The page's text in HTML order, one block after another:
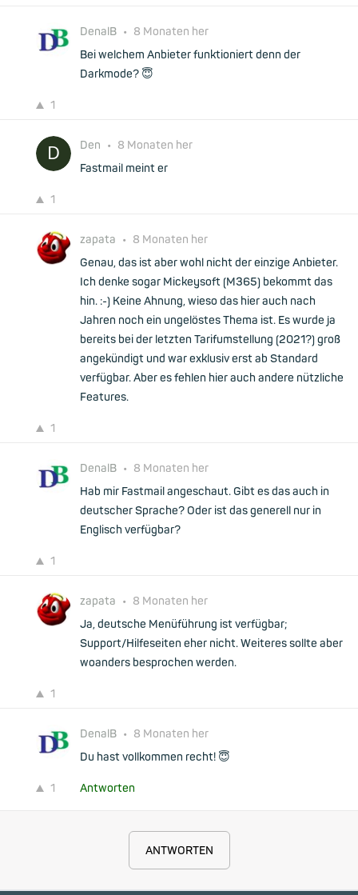
DenalB • 8 Monaten her
Bei welchem Anbieter funktioniert denn der
Darkmode? 😇
1
Den • 8 Monaten her
Fastmail meint er
1
zapata • 8 Monaten her
Genau, das ist aber wohl nicht der einzige Anbieter.
Ich denke sogar Mickeysoft (M365) bekommt das
hin. :-) Keine Ahnung, wieso das hier auch nach
Jahren noch ein ungelöstes Thema ist. Es wurde ja
bereits bei der letzten Tarifumstellung (2021?) groß
angekündigt und war exklusiv erst ab Standard
verfügbar. Aber es fehlen hier auch andere nützliche
Features.
1
DenalB • 8 Monaten her
Hab mir Fastmail angeschaut. Gibt es das auch in
deutscher Sprache? Oder ist das generell nur in
Englisch verfügbar?
1
zapata • 8 Monaten her
Ja, deutsche Menüführung ist verfügbar;
Support/Hilfeseiten eher nicht. Weiteres sollte aber
woanders besprochen werden.
1
DenalB • 8 Monaten her
Du hast vollkommen recht! 😇
1 Antworten
ANTWORTEN